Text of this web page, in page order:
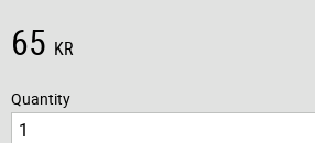
65 KR
Quantity